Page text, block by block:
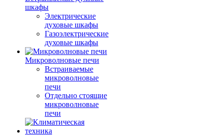
шкафы
Электрические
духовые шкафы
Газоэлектрические
духовые шкафы
Микроволновые печи
Встраиваемые
микроволновые
печи
Отдельно стоящие
микроволновые
печи